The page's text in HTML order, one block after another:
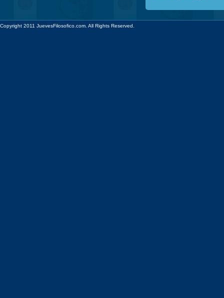
Copyright 2011 JuevesFilosofico.com. All Rights Reserved.